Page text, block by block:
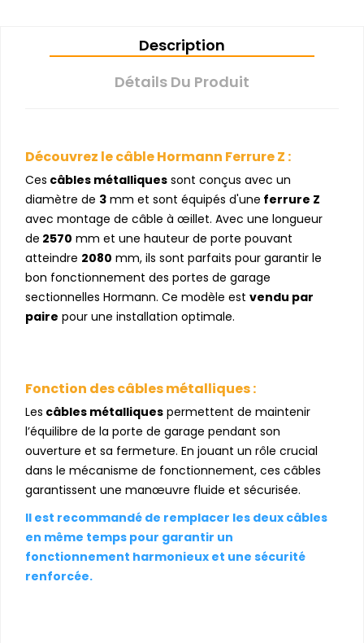
Description
Détails Du Produit
Découvrez le câble Hormann Ferrure Z :
Ces câbles métalliques sont conçus avec un
diamètre de 3 mm et sont équipés d'une ferrure Z
avec montage de câble à œillet. Avec une longueur
de 2570 mm et une hauteur de porte pouvant
atteindre 2080 mm, ils sont parfaits pour garantir le
bon fonctionnement des portes de garage
sectionnelles Hormann. Ce modèle est vendu par
paire pour une installation optimale.
Fonction des câbles métalliques :
Les câbles métalliques permettent de maintenir
l’équilibre de la porte de garage pendant son
ouverture et sa fermeture. En jouant un rôle crucial
dans le mécanisme de fonctionnement, ces câbles
garantissent une manœuvre fluide et sécurisée.
Il est recommandé de remplacer les deux câbles
en même temps pour garantir un
fonctionnement harmonieux et une sécurité
renforcée.